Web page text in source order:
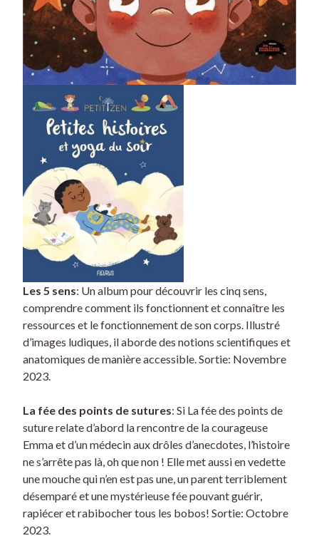
Les 5 sens: Un album pour découvrir les cinq sens,
comprendre comment ils fonctionnent et connaître les
ressources et le fonctionnement de son corps. Illustré
d’images ludiques, il aborde des notions scientifiques et
anatomiques de manière accessible. Sortie: Novembre
2023.
La fée des points de sutures: Si La fée des points de
suture relate d’abord la rencontre de la courageuse
Emma et d’un médecin aux drôles d’anecdotes, l’histoire
ne s’arrête pas là, oh que non ! Elle met aussi en vedette
une mouche qui n’en est pas une, un parent terriblement
désemparé et une mystérieuse fée pouvant guérir,
rapiécer et rabibocher tous les bobos! Sortie: Octobre
2023.